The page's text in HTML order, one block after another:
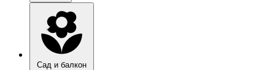
Сад и балкон